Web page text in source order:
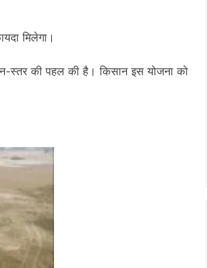
मिलेगा।
स्तर की पहल की है। किसान इस योजना को